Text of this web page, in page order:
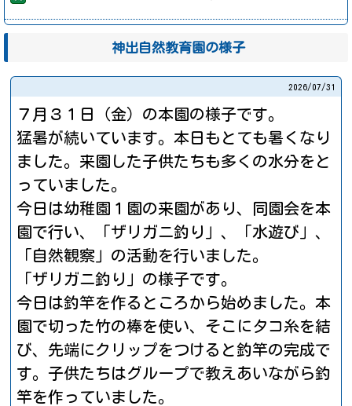
神出自然教育園の様子
2026/07/31
７月３１日（金）の本園の様子です。
猛暑が続いています。本日もとても暑くなり
ました。来園した子供たちも多くの水分をと
っていました。
今日は幼稚園１園の来園があり、同園会を本
園で行い、「ザリガニ釣り」、「水遊び」、
「自然観察」の活動を行いました。
「ザリガニ釣り」の様子です。
今日は釣竿を作るところから始めました。本
園で切った竹の棒を使い、そこにタコ糸を結
び、先端にクリップをつけると釣竿の完成で
す。子供たちはグループで教えあいながら釣
竿を作っていました。